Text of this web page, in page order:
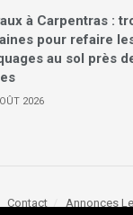
à Carpentras :
pour refaire
au sol près
2026
Contact Annonces